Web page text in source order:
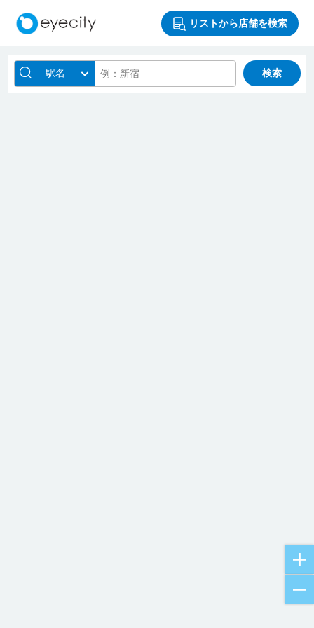
リストから店舗を検索
駅名 検索